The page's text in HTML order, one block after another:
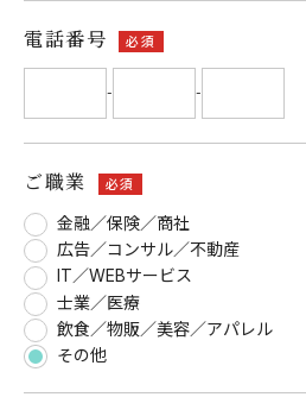
電話番号 必須
- -
ご職業 必須
金融／保険／商社
広告／コンサル／不動産
IT／WEBサービス
士業／医療
飲食／物販／美容／アパレル
その他